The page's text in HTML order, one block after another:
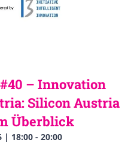
– Innovation
Silicon Austria
Überblick
| 18:00- 20:00